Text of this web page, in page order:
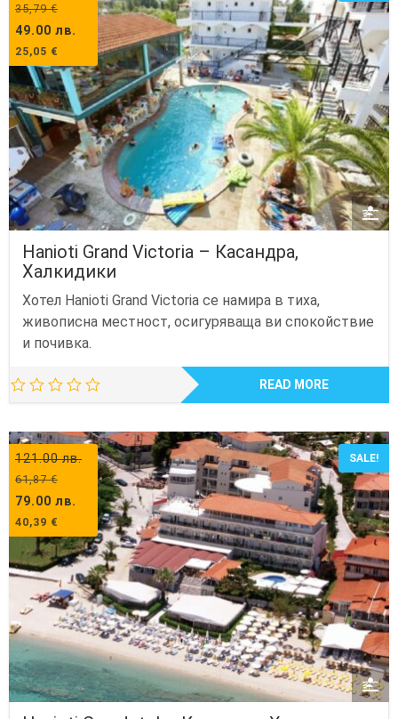
35,79€
49.00 лв.
25,05 €
Hanioti Grand Victoria – Касандра,
Халкидики
Хотел Hanioti Grand Victoria се намира в тиха,
живописна местност, осигуряваща ви спокойствие
и почивка.
READ MORE
121.00лв.
61,87€
79.00 лв.
40,39 €
SALE!